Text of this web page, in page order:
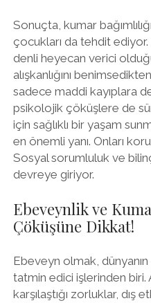
Sonuçta, kumar
çocukları da tehdit ediyor.
denli heyecan verici
alışkanlığını
sadece maddi kayıplara
psikolojik çöküşlere de
için sağlıklı bir yaşam
en önemli yanı. Onları
Sosyal sorumluluk ve
devreye giriyor.
Ebeveynlik ve
Çöküşüne Dikkat!
Ebeveyn olmak,
tatmin edici işlerinden
karşılaştığı zorluklar, dış